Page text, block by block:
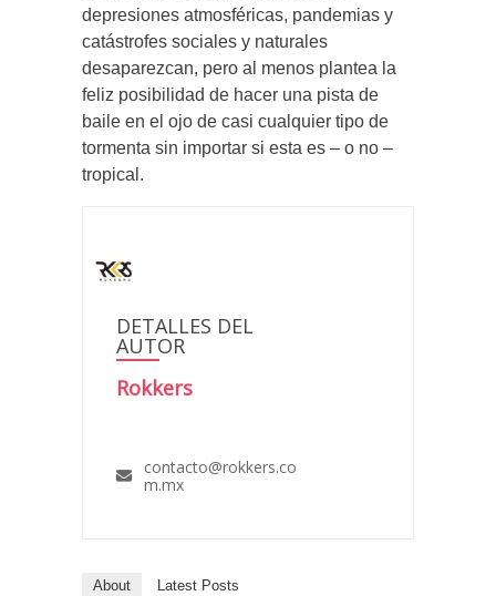
depresiones atmosféricas, pandemias y
catástrofes sociales y naturales
desaparezcan, pero al menos plantea la
feliz posibilidad de hacer una pista de
baile en el ojo de casi cualquier tipo de
tormenta sin importar si esta es – o no –
tropical.
DETALLES DEL
AUTOR
Rokkers
contacto@rokkers.co
m.mx
About Latest Posts